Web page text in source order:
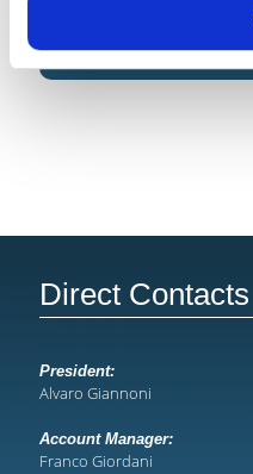
Direct Contacts
President:
Alvaro Giannoni
Account Manager:
Franco Giordani